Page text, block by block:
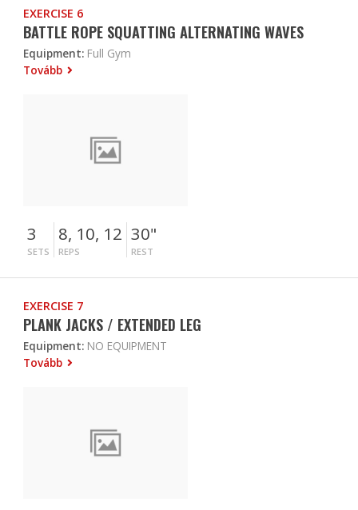
EXERCISE 6
BATTLE ROPE SQUATTING ALTERNATING WAVES
Equipment: Full Gym
Tovább
3
SETS
8, 10, 12
REPS
30"
REST
EXERCISE 7
PLANK JACKS / EXTENDED LEG
Equipment: NO EQUIPMENT
Tovább